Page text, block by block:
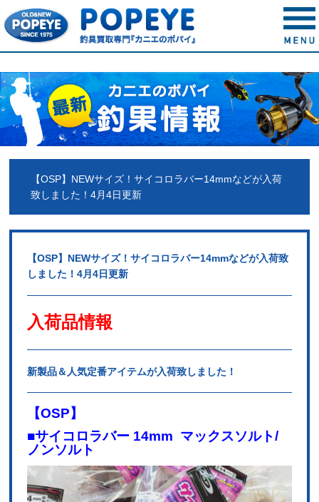
【OSP】NEWサイズ！サイコロラバー14mmなどが入荷
致しました！4月4日更新
【OSP】NEWサイズ！サイコロラバー14mmなどが入荷致
しました！4月4日更新
入荷品情報
新製品＆人気定番アイテムが入荷致しました！
【OSP】
■サイコロラバー 14mm マックスソルト/
ノンソルト